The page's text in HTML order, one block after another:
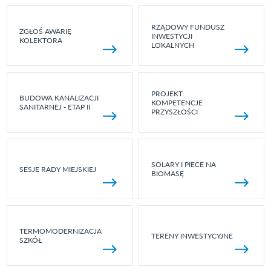
ZGŁOŚ AWARIĘ
KOLEKTORA
RZĄDOWY FUNDUSZ
INWESTYCJI
LOKALNYCH
BUDOWA KANALIZACJI
SANITARNEJ - ETAP II
PROJEKT:
KOMPETENCJE
PRZYSZŁOŚCI
SESJE RADY MIEJSKIEJ
SOLARY I PIECE NA
BIOMASĘ
TERMOMODERNIZACJA
SZKÓŁ
TERENY INWESTYCYJNE